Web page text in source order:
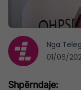
Nga
01/06/